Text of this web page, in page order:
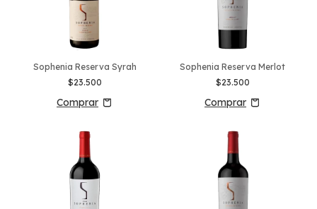
Sophenia Reserva Syrah
$23.500
Sophenia Reserva Merlot
$23.500